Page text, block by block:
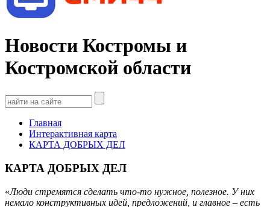
Новости Костромы и
Костромской области
Главная
Интерактивная карта
КАРТА ДОБРЫХ ДЕЛ
КАРТА ДОБРЫХ ДЕЛ
«Люди стремятся сделать что-то нужное, полезное. У них
немало конструктивных идей, предложений, и главное – есть